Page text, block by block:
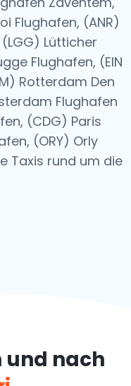
Flughafen, (ANR)
Lütticher
Flughafen, (EIN
Rotterdam Den
Flughafen
(CDG) Paris
(ORY) Orly
Taxis rund um die
und nach